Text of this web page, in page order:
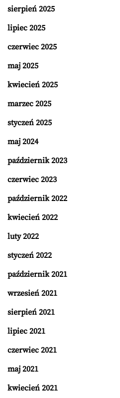
sierpień 2025
lipiec 2025
czerwiec 2025
maj 2025
kwiecień 2025
marzec 2025
styczeń 2025
maj 2024
październik 2023
czerwiec 2023
październik 2022
kwiecień 2022
luty 2022
styczeń 2022
październik 2021
wrzesień 2021
sierpień 2021
lipiec 2021
czerwiec 2021
maj 2021
kwiecień 2021